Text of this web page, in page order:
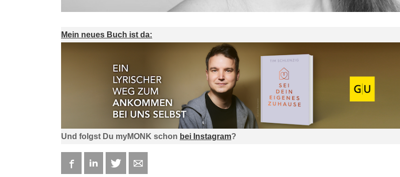
Mein neues Buch ist da:
Und folgst Du myMONK schon bei Instagram?
FacebookLinkedIn Twitter